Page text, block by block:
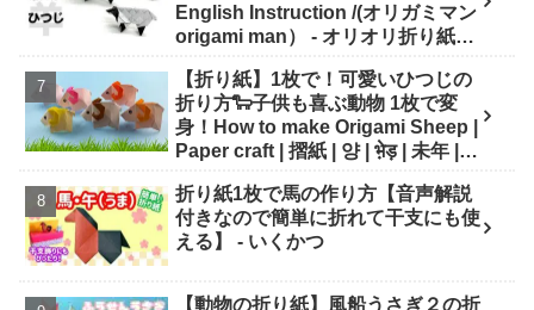
English Instruction /(オリガミマン
origami man） - オリオリ折り紙マ
房あらき)
【折り紙】1枚で！可愛いひつじの
折り方🐑子供も喜ぶ動物 1枚で変
身！How to make Origami Sheep |
Paper craft | 摺紙 | 양 | भे़ड़ | 未年 |
折り紙1枚で馬の作り方【音声解説
付きなので簡単に折れて干支にも使
える】 - いくかつ
【動物の折り紙】風船うさぎ２の折